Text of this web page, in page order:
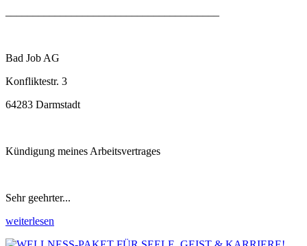
Bad Job AG
Konfliktestr. 3
64283 Darmstadt
Kündigung meines Arbeitsvertrages
Sehr geehrter...
weiterlesen